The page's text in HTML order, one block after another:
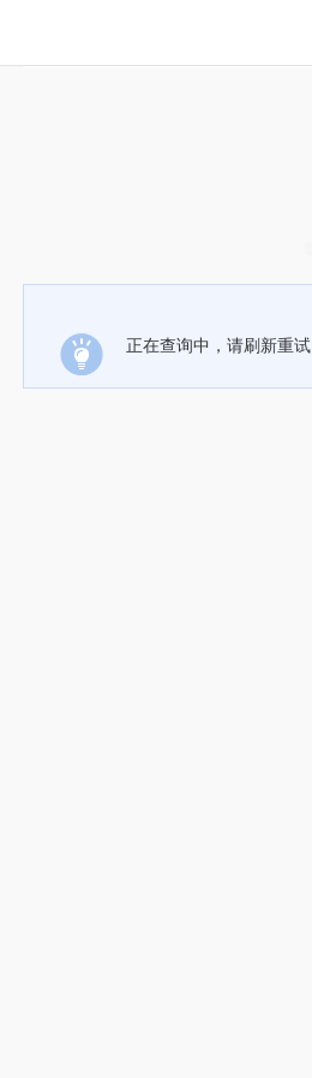
正在查询中，请刷新重试